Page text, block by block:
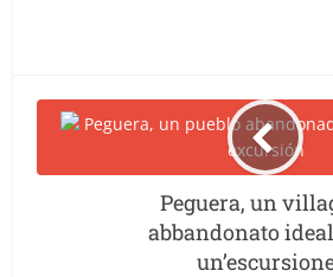
Peguera, un
abbandonato